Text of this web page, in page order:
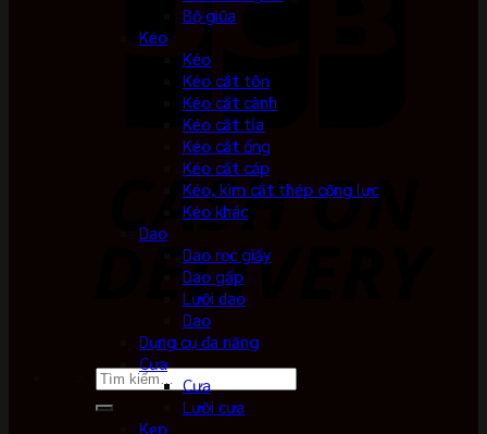
Tìm
Bộ giũa
Kéo
Kéo
Kéo cắt tôn
Kéo cắt cành
Kéo cắt tỉa
Kéo cắt ống
Kéo cắt cáp
Kéo, kìm cắt thép cộng lực
Kéo khác
Dao
Dao rọc giấy
Dao gấp
Lưỡi dao
Dao
Dụng cụ đa năng
Cưa
Cưa
Lưỡi cưa
Kẹp